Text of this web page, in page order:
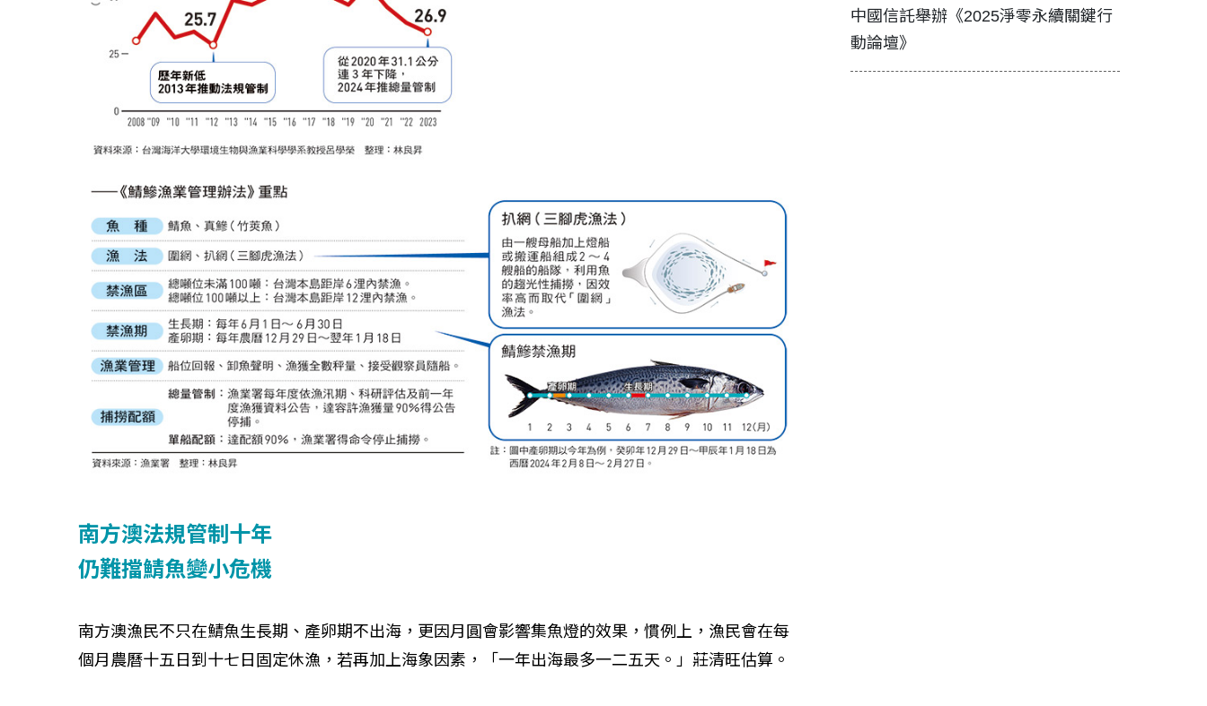
南方澳法規管制十年
仍難擋鯖魚變小危機
南方澳漁民不只在鯖魚生長期、產卵期不出海，更因月圓會影響集魚燈的效果，慣例上，漁民會在每
個月農曆十五日到十七日固定休漁，若再加上海象因素，「一年出海最多一二五天。」莊清旺估算。
工改變病患命運的真實故事
中國信託舉辦《2025淨零永續關鍵行
動論壇》